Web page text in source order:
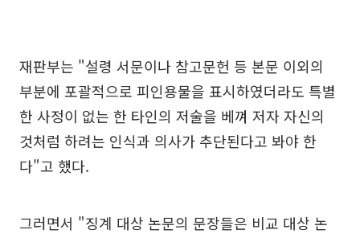
재판부는 "설령 서문이나 참고문헌 등 본문 이외의
부분에 포괄적으로 피인용물을 표시하였더라도 특별
한 사정이 없는 한 타인의 저술을 베껴 저자 자신의
것처럼 하려는 인식과 의사가 추단된다고 봐야 한
다"고 했다.
그러면서 "징계 대상 논문의 문장들은 비교 대상 논